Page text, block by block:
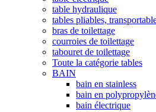
table hydraulique
tables pliables,
bras de toilettage
courroies de toilettage
tabouret de toilettage
Toute la catégorie tables
BAIN
bain en stainless
bain en
bain électrique